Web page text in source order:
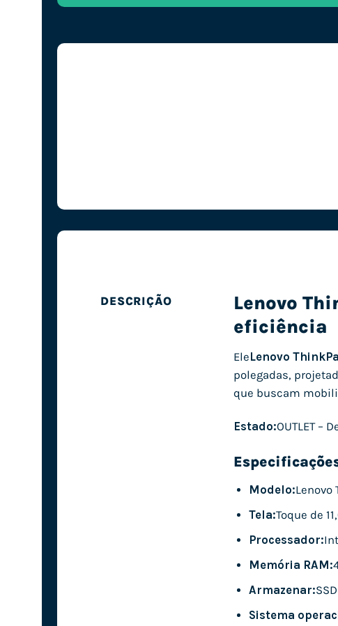
DESCRIÇÃO
Lenovo
eficiência
EleLenovo
polegadas,
que buscam
Estado:OUTLET –
Modelo:Lenovo
Tela:Toque de
Processador:
Memória RAM:
Armazenar:
Sistema